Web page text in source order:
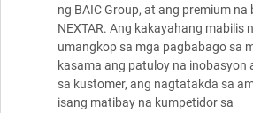
ng BAIC Group, at ang premium na
NEXTAR. Ang kakayahang mabilis
umangkop sa mga pagbabago sa
kasama ang patuloy na inobasyon
sa kustomer, ang nagtatakda sa
isang matibay na kumpetidor sa